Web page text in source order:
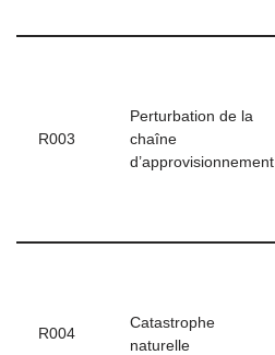
R003
Perturbation de la
chaîne
d’approvisionnement
R004
Catastrophe
naturelle